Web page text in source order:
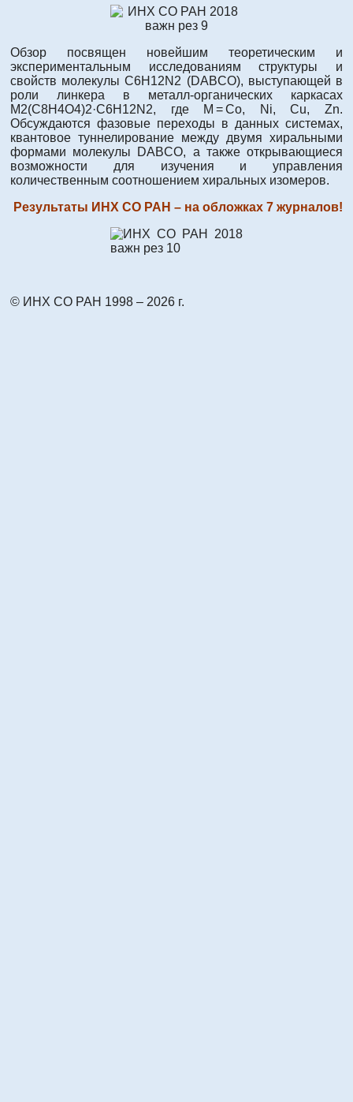
Обзор посвящен новейшим теоретическим и
экспериментальным исследованиям структуры и
свойств молекулы C6H12N2 (DABCO), выступающей в
роли линкера в металл-органических каркасах
M2(C8H4O4)2·C6H12N2, где M = Co, Ni, Cu, Zn.
Обсуждаются фазовые переходы в данных системах,
квантовое туннелирование между двумя хиральными
формами молекулы DABCO, а также открывающиеся
возможности для изучения и управления
количественным соотношением хиральных изомеров.
Результаты ИНХ СО РАН – на обложках 7 журналов!
© ИНХ СО РАН 1998 – 2026 г.